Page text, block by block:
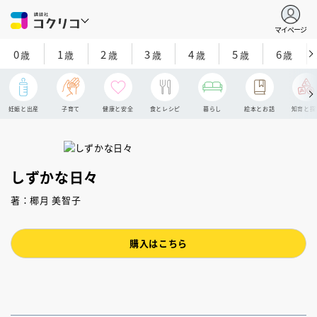
マイページ
0歳 1歳 2 歳 3歳 4歳 5歳 6歳
妊娠と出産 子育て 健康と安全 食とレシピ 暮らし 絵本とお話 知育と探
しずかな日々
著：椰月 美智子
購入はこちら